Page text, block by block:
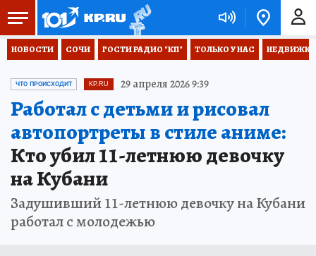
НОВОСТИ СОЧИ ГОСТИ РАДИО "КП" ТОЛЬКО У НАС НЕДВИЖКА
ЧТО ПРОИСХОДИТ KP.RU 29 апреля 2026 9:39
Работал с детьми и рисовал
автопортреты в стиле аниме:
Кто убил 11-летнюю девочку
на Кубани
Задушивший 11-летнюю девочку на Кубани
работал с молодежью